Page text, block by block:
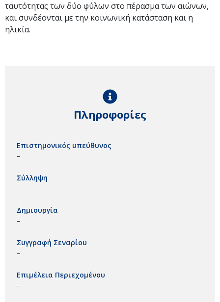
ταυτότητας των δύο φύλων στο πέρασμα των αιώνων,
και συνδέονται με την κοινωνική κατάσταση και η
ηλικία.
Πληροφορίες
Επιστημονικός υπεύθυνος
–
Σύλληψη
–
Δημιουργία
–
Συγγραφή Σεναρίου
–
Επιμέλεια Περιεχομένου
–